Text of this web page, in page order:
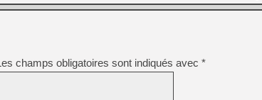
[GK] Roblox : l'action en
[GK] Agenda - GeForce
[GK] Devolver Digital en a
[LS] [PS5] ps5-y2jb-
champs obligatoires sont indiqués avec *